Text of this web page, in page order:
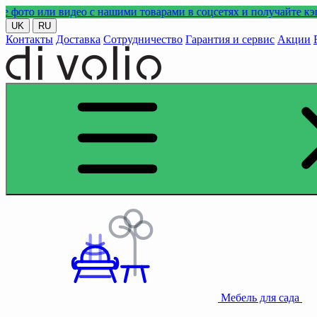
видео с нашими товарами в соцсетях и получайте кэшбэк!
UK RU
Контакты Доставка Сотрудничество Гарантия и сервис Акции
Мебель для сада